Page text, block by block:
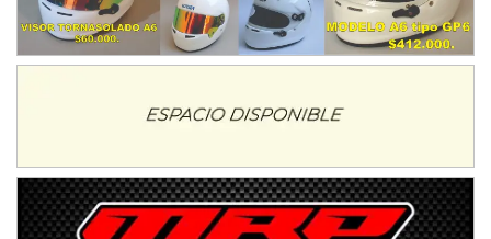
Rufino (Santa Fe)
TUCUMANO - F5